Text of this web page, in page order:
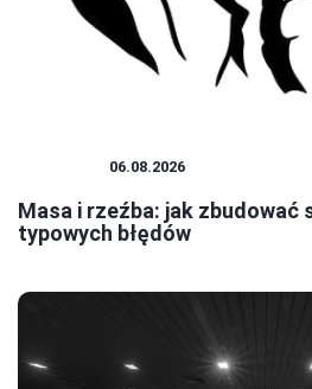
06.08.2026
Masa i rzeźba: jak zbudować
typowych błędów